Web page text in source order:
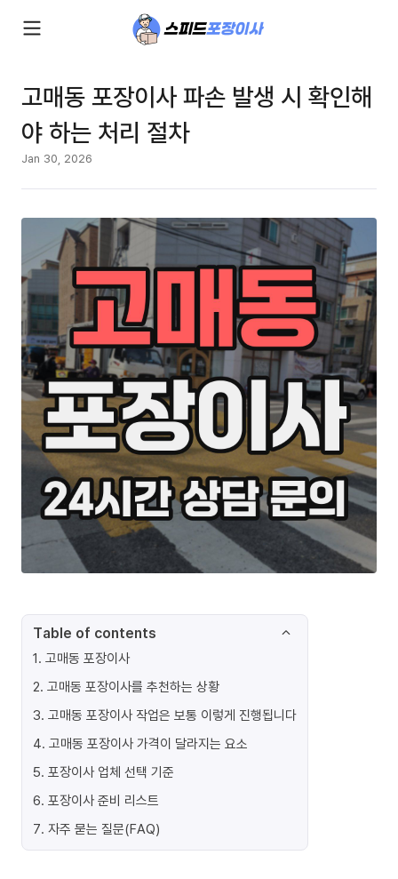
고매동 포장이사 파손 발생 시 확인해
야 하는 처리 절차
Jan 30, 2026
Table of contents
1. 고매동 포장이사
2. 고매동 포장이사를 추천하는 상황
3. 고매동 포장이사 작업은 보통 이렇게 진행됩니다
4. 고매동 포장이사 가격이 달라지는 요소
5. 포장이사 업체 선택 기준
6. 포장이사 준비 리스트
7. 자주 묻는 질문(FAQ)